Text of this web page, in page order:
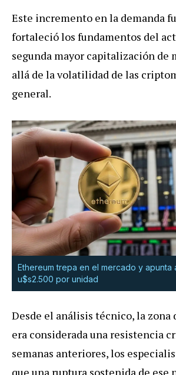
Este incremento en la demanda
fortaleció los fundamentos del
segunda mayor capitalización de
allá de la volatilidad de las
general.
Ethereum trepa en el mercado y apunta
u$s2.500 por unidad
Desde el análisis técnico, la zona
era considerada una resistencia
semanas anteriores, los